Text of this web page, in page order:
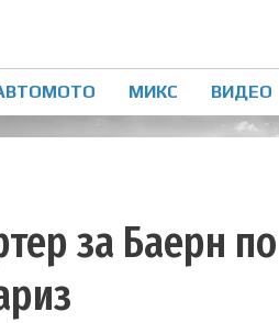
МИКС ВИДЕО
за Баерн